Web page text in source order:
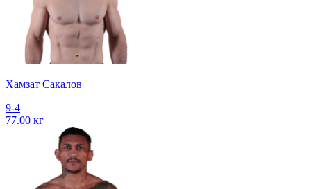
Хамзат Сакалов
9-4
77.00 кг